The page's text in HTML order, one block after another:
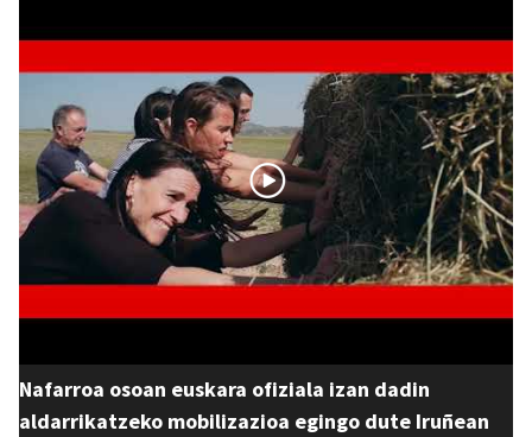
Nafarroa osoan euskara ofiziala izan dadin
aldarrikatzeko mobilizazioa egingo dute Iruñean